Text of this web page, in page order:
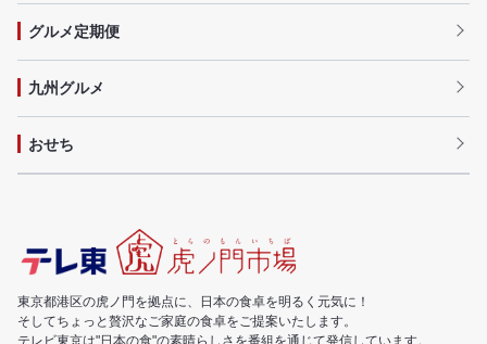
グルメ定期便
九州グルメ
おせち
東京都港区の虎ノ門を拠点に、日本の食卓を明るく元気に！
そしてちょっと贅沢なご家庭の食卓をご提案いたします。
テレビ東京は"日本の食"の素晴らしさを番組を通じて発信しています。